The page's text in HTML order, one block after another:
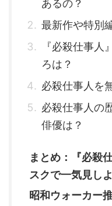
あるの？
最新作や特別
『必殺仕事人
ろは？
必殺仕事人を
必殺仕事人の
俳優は？
まとめ：『必殺
スクで一気見し
昭和ウォーカー